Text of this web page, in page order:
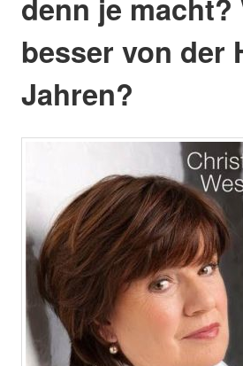
denn je
besser von der
Jahren?